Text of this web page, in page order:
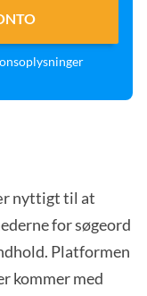
nyttigt til at
for søgeord
Platformen
kommer med